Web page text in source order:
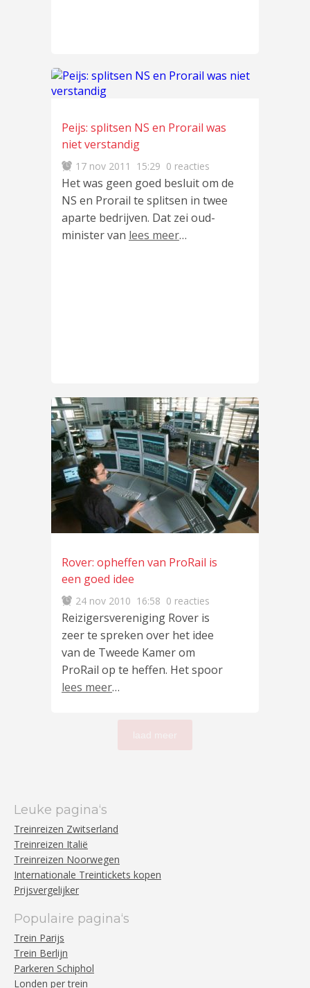
Peijs: splitsen NS en Prorail was
niet verstandig
17 nov 2011 15:29 0 reacties
Het was geen goed besluit om de
NS en Prorail te splitsen in twee
aparte bedrijven. Dat zei oud-
minister van lees meer…
Rover: opheffen van ProRail is
een goed idee
24 nov 2010 16:58 0 reacties
Reizigersvereniging Rover is
zeer te spreken over het idee
van de Tweede Kamer om
ProRail op te heffen. Het spoor
lees meer…
Leuke pagina‘s
Treinreizen Zwitserland
Treinreizen Italië
Treinreizen Noorwegen
Internationale Treintickets kopen
Prijsvergelijker
Populaire pagina‘s
Trein Parijs
Trein Berlijn
Parkeren Schiphol
Londen per trein